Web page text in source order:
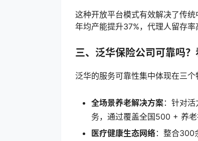
这种开放平台模式有效解决了传
年均产能提升37%，代理人留存
三、泛华保险公司可靠吗
泛华的服务可靠性集中体现在三个
全场景养老解决方案：针对
务，通过覆盖全国500 + 养
医疗健康生态网络：整合300